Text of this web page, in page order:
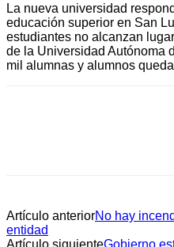
La nueva universidad
educación superior en San
estudiantes no alcanzan
de la Universidad Autónoma
mil alumnas y alumnos
Artículo anteriorNo hay
entidad
Artículo siguienteGobierno